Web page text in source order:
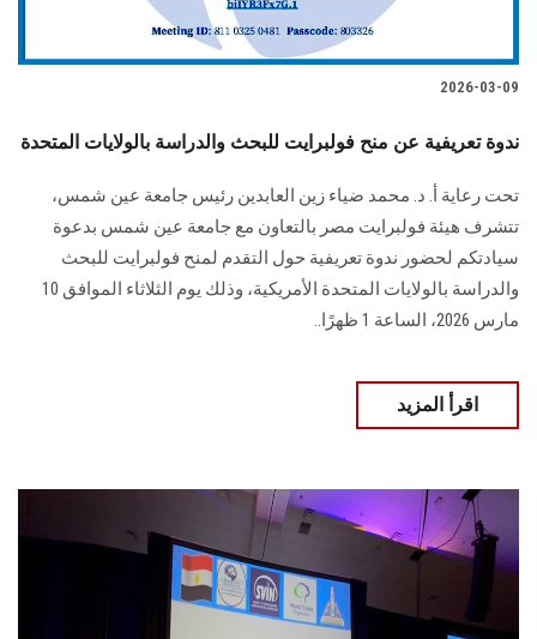
الزائـرون
سجل الان
2026-03-09
ندوة تعريفية عن منح فولبرايت للبحث والدراسة بالولايات المتحدة
تحت رعاية أ. د. محمد ضياء زين العابدين رئيس جامعة عين شمس،
تتشرف هيئة فولبرايت مصر بالتعاون مع جامعة عين شمس بدعوة
سيادتكم لحضور ندوة تعريفية حول التقدم لمنح فولبرايت للبحث
والدراسة بالولايات المتحدة الأمريكية، وذلك يوم الثلاثاء الموافق 10
مارس 2026، الساعة 1 ظهرًا..
اقرأ المزيد